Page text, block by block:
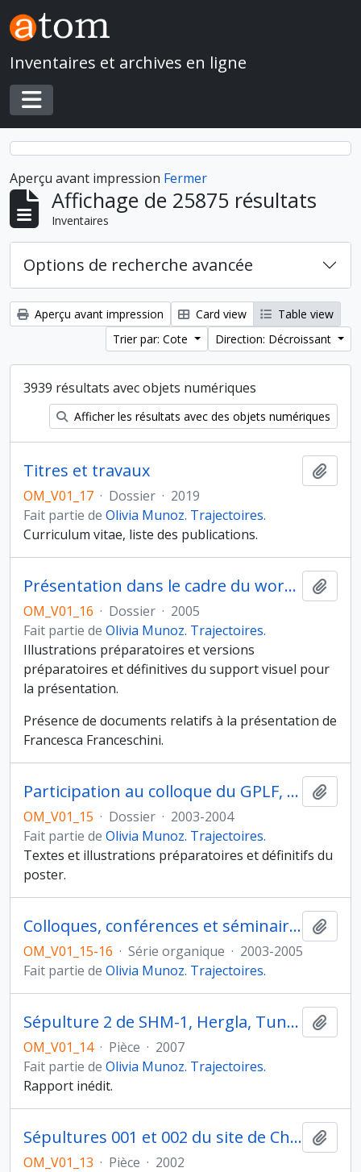
Skip to main content
Inventaires et archives en ligne
Toggle navigation
Aperçu avant impression Fermer
Affichage de 25875 résultats
Inventaires
Options de recherche avancée
Aperçu avant impression Card view
Table view
Trier par: Cote
Direction: Décroissant
3939 résultats avec objets numériques
Afficher les résultats avec des objets numériques
Titres et travaux
OM_V01_17 · Dossier · 2019
Fait partie de Olivia Munoz. Trajectoires.
Curriculum vitae, liste des publications.
Présentation dans le cadre du workshop On recent excavations at Ra’s al-Hamra RH-5, Ravenne, 2005
OM_V01_16 · Dossier · 2005
Fait partie de Olivia Munoz. Trajectoires.
Illustrations préparatoires et versions
préparatoires et définitives du support visuel pour
la présentation.
Présence de documents relatifs à la présentation de
Francesca Franceschini.
Participation au colloque du GPLF, Toulon, 2004
OM_V01_15 · Dossier · 2003-2004
Fait partie de Olivia Munoz. Trajectoires.
Textes et illustrations préparatoires et définitifs du
poster.
Colloques, conférences et séminaires
OM_V01_15-16 · Série organique · 2003-2005
Fait partie de Olivia Munoz. Trajectoires.
Sépulture 2 de SHM-1, Hergla, Tunisie
OM_V01_14 · Pièce · 2007
Fait partie de Olivia Munoz. Trajectoires.
Rapport inédit.
Sépultures 001 et 002 du site de Champtier à Caille, Saint-Pierre du Perray, France
OM_V01_13 · Pièce · 2002